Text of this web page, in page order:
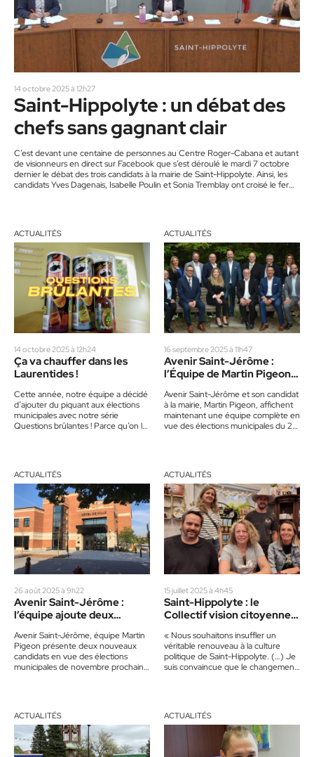
14 octobre 2025 à 12h27
Saint-Hippolyte : un débat des
chefs sans gagnant clair
C’est devant une centaine de personnes au Centre Roger-Cabana et autant
de visionneurs en direct sur Facebook que s’est déroulé le mardi 7 octobre
dernier le débat des trois candidats à la mairie de Saint-Hippolyte. Ainsi, les
candidats Yves Dagenais, Isabelle Poulin et Sonia Tremblay ont croisé le fer
ACTUALITÉS
14 octobre 2025 à 12h24
Ça va chauffer dans les
Laurentides !
Cette année, notre équipe a décidé
d’ajouter du piquant aux élections
municipales avec notre série
Questions brûlantes ! Parce qu’on le
ACTUALITÉS
16 septembre 2025 à 11h47
Avenir Saint-Jérôme :
l’Équipe de Martin Pigeon
Avenir Saint-Jérôme et son candidat
à la mairie, Martin Pigeon, affichent
maintenant une équipe complète en
vue des élections municipales du 2
ACTUALITÉS
26 août 2025 à 9h22
Avenir Saint-Jérôme :
l’équipe ajoute deux
Avenir Saint-Jérôme, équipe Martin
Pigeon présente deux nouveaux
candidats en vue des élections
municipales de novembre prochain.
ACTUALITÉS
15 juillet 2025 à 4h45
Saint-Hippolyte : le
Collectif vision citoyenne
« Nous souhaitons insuffler un
véritable renouveau à la culture
politique de Saint-Hippolyte. (…) Je
suis convaincue que le changement
ACTUALITÉS ACTUALITÉS